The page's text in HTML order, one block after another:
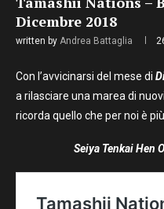
Dicembre 2018
written by Andrea Battaglia
Con l’avvicinarsi del mese di
a rilasciare una marea di
ricorda quello che per noi è
Seiya Tenkai Hen